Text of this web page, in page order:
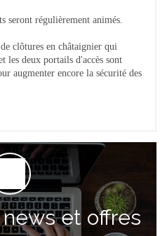
seront régulièrement animés.
clôtures en châtaignier qui
les deux portails d'accès sont
augmenter encore la sécurité des
et offres